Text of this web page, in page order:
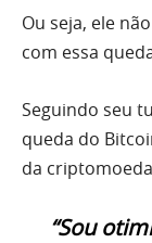
Ou seja, ele
com essa
Seguindo seu
queda do
da
“Sou